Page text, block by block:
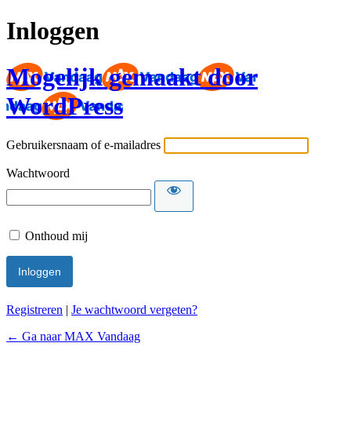
Inloggen
Mogelijk gemaakt door
WordPress
Gebruikersnaam of e-mailadres
Wachtwoord
Onthoud mij
Registreren | Je wachtwoord vergeten?
← Ga naar MAX Vandaag